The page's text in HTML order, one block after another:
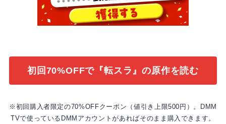
初回70%OFFで『転スラ』の原作を読む
※初回購入者限定の70%OFFクーポン（値引き上限500円）。DMM
TVで使っているDMMアカウントがあればそのまま購入できます。